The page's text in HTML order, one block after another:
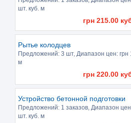
шт. куб. м
грн 215.00
Рытье колодцев
Предложений: 3 шт, Диапазон цен: грн
м
грн 220.00
Устройство бетонной подготовки
Предложений: 1 заказов , Диапазон
шт. куб. м